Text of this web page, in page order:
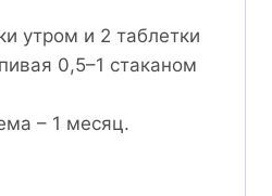
утром и 2 таблетки
0,5–1 стаканом
– 1 месяц.